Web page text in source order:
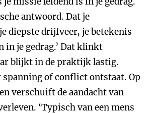
antwoord. Dat je
diepste drijfveer, je betekenis
in je gedrag.’ Dat klinkt
blijkt in de praktijk lastig.
spanning of conflict ontstaat. Op
verschuift de aandacht van
‘Typisch van een mens